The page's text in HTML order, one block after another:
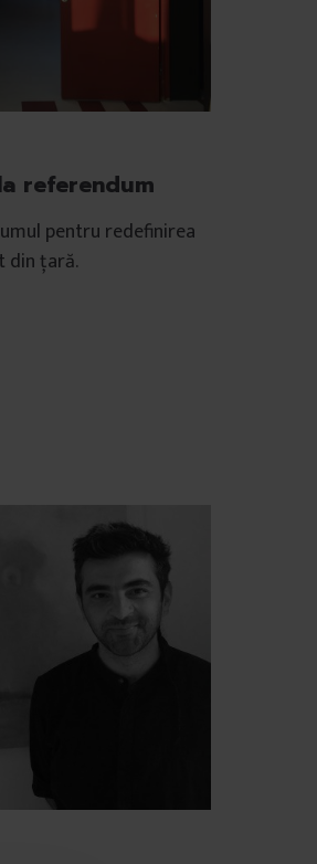
referendum
pentru redefinirea
din țară.